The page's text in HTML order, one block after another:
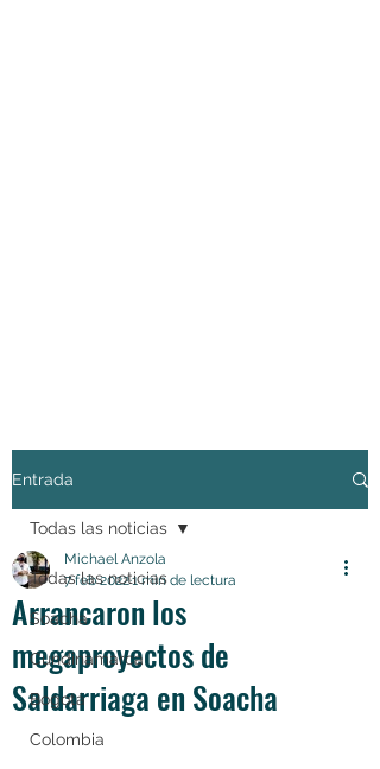
Entrada
Todas las noticias
Soacha
Cundinamarca
Bogotá
Colombia
Todas las noticias
Arrancaron los
megaproyectos de
Saldarriaga en Soacha
Michael Anzola
7 feb 20221 min de lectura